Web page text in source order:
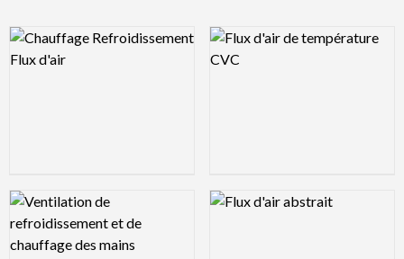
Logo Preview Image Logo Preview Image
Logo Preview Image Logo Preview Image